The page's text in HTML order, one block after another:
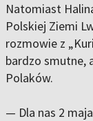
Natomiast
Polskiej Ziemi
rozmowie z
bardzo smutne,
Polaków.
— Dla nas 2